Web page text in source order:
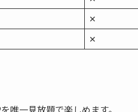
✕
✕
唯一見放題で楽しめます。